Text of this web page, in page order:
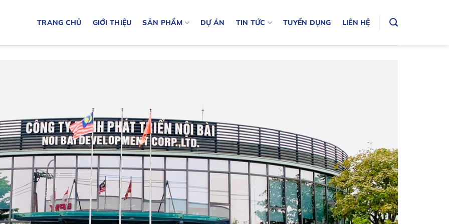
TRANG CHỦ GIỚI THIỆU SẢN PHẨM DỰ ÁN TIN TỨC TUYỂN DỤNG LIÊN HỆ